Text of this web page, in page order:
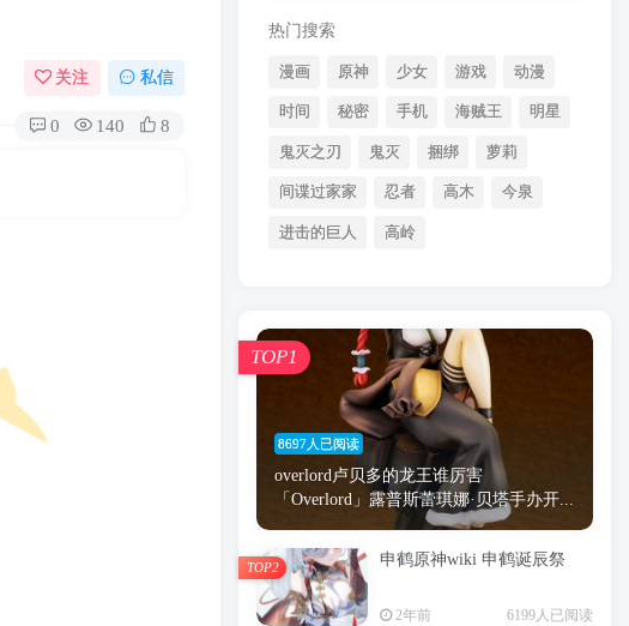
关注 私信
0 140 8
热门搜索
漫画 原神 少女 游戏 动漫
时间 秘密 手机 海贼王 明星
鬼灭之刃 鬼灭 捆绑 萝莉
间谍过家家 忍者 高木 今泉
进击的巨人 高岭
8697人已阅读
overlord卢贝多的龙王谁厉害
「Overlord」露普斯蕾琪娜·贝塔手办开...
TOP1
申鹤原神wiki 申鹤诞辰祭
2年前 6199人已阅读
TOP2